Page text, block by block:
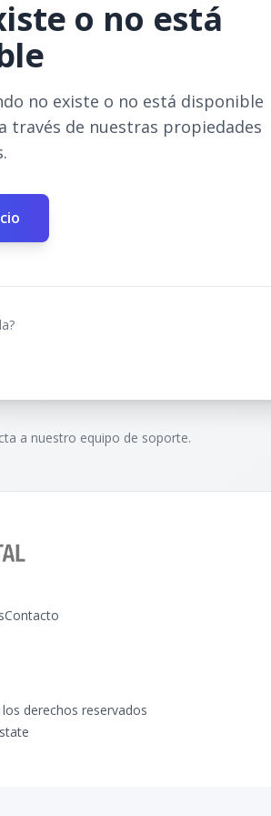
o no está
no existe o no está disponible
través de nuestras propiedades
a nuestro equipo de soporte.
Contacto
derechos reservados